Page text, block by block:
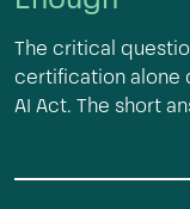
The critical
certification alone
AI Act. The short